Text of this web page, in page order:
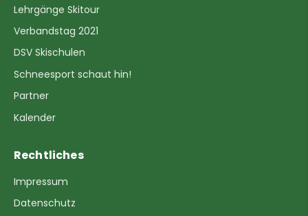
Lehrgänge Skitour
Verbandstag 2021
DSV Skischulen
Schneesport schaut hin!
Partner
Kalender
Rechtliches
Impressum
Datenschutz